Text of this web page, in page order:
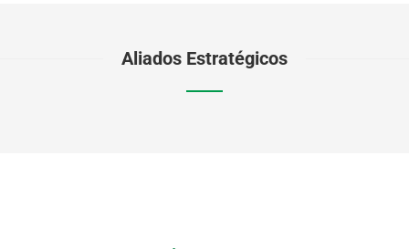
Aliados Estratégicos